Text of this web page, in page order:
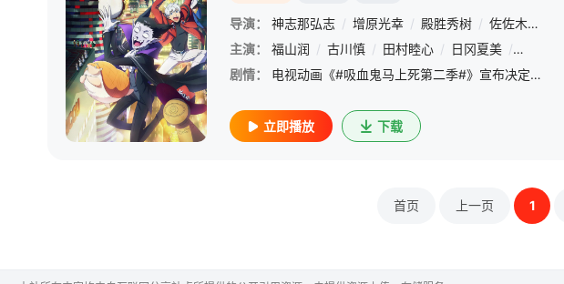
导演： 神志那弘志 / 增原光幸 / 殿胜秀树 / 佐佐木纯人
主演：
福山润 / 古川慎 / 田村睦心 / 日冈夏美 / 松冈祯丞
剧情：
电视动画《#吸血鬼马上死第二季#》宣布决定制作~
立即播放 下载
首页 上一页 1